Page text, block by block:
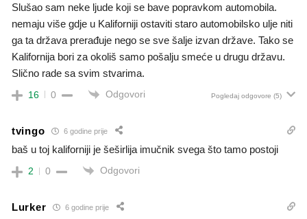
Slušao sam neke ljude koji se bave popravkom automobila.
nemaju više gdje u Kaliforniji ostaviti staro automobilsko ulje niti
ga ta država prerađuje nego se sve šalje izvan države. Tako se
Kalifornija bori za okoliš samo pošalju smeće u drugu državu.
Slično rade sa svim stvarima.
16 0 Odgovori Pogledaj odgovore (5)
tvingo 6 godine prije
baš u toj kaliforniji je šeširlija imučnik svega što tamo postoji
2 0 Odgovori
Lurker 6 godine prije